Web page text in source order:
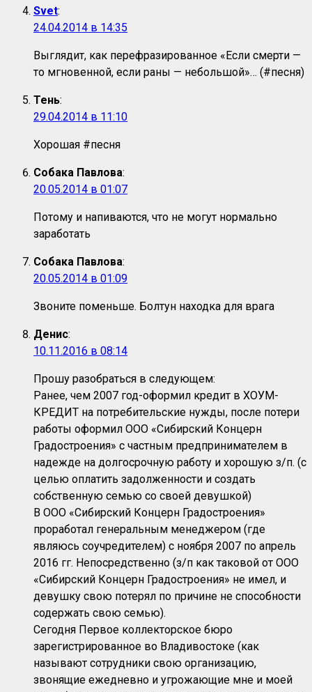
Svet:
24.04.2014 в 14:35
Выглядит, как перефразированное «Если смерти —
то мгновенной, если раны — небольшой»… (#песня)
Тень:
29.04.2014 в 11:10
Хорошая #песня
Собака Павлова:
20.05.2014 в 01:07
Потому и напиваются, что не могут нормально
заработать
Собака Павлова:
20.05.2014 в 01:09
Звоните поменьше. Болтун находка для врага
Денис:
10.11.2016 в 08:14
Прошу разобраться в следующем:
Ранее, чем 2007 год-оформил кредит в ХОУМ-
КРЕДИТ на потребительские нужды, после потери
работы оформил ООО «Сибирский Концерн
Градостроения» с частным предпринимателем в
надежде на долгосрочную работу и хорошую з/п. (с
целью оплатить задолженности и создать
собственную семью со своей девушкой)
В ООО «Сибирский Концерн Градостроения»
проработал генеральным менеджером (где
являюсь соучредителем) с ноября 2007 по апрель
2016 гг. Непосредственно (з/п как таковой от ООО
«Сибирский Концерн Градостроения» не имел, и
девушку свою потерял по причине не способности
содержать свою семью).
Сегодня Первое коллекторское бюро
зарегистрированное во Владивостоке (как
называют сотрудники свою организацию,
звонящие ежедневно и угрожающие мне и моей